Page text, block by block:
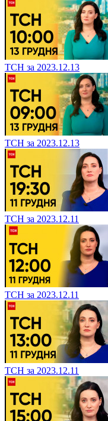
ТСН за 2023.12.13
ТСН за 2023.12.13
ТСН за 2023.12.11
ТСН за 2023.12.11
ТСН за 2023.12.11